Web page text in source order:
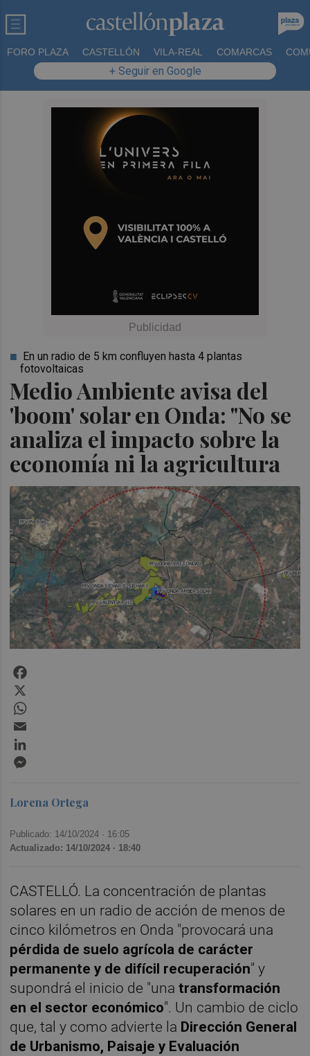
FORO PLAZA CASTELLÓN VILA-REAL COMARCAS
+ Seguir en Google
Medio Ambiente avisa del
'boom' solar en Onda: "No se
analiza el impacto sobre la
economía ni la agricultura
En un radio de 5 km confluyen hasta 4 plantas
fotovoltaicas
Lorena Ortega
Publicado: 14/10/2024 · 16:05
Actualizado: 14/10/2024 · 18:40
CASTELLÓ. La concentración de plantas
solares en un radio de acción de menos de
cinco kilómetros en Onda "provocará una
pérdida de suelo agrícola de carácter
permanente y de difícil recuperación" y
supondrá el inicio de "unatransformación
en el sector económico". Un cambio de ciclo
que, tal y como advierte la Dirección General
de Urbanismo, Paisaje y Evaluación